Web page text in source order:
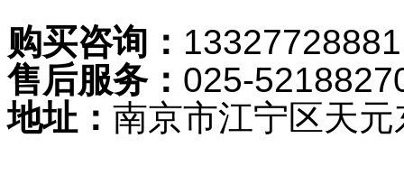
购买咨询： 13327728881
售后服务： 025-
地址： 南京市江宁区天